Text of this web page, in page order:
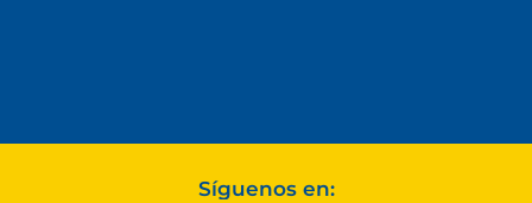
Síguenos en: